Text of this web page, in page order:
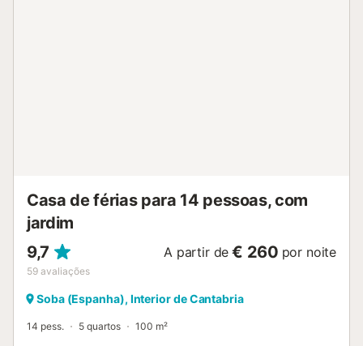
Casa de férias para 14 pessoas, com
jardim
9,7
59 avaliações
A partir de € 260 por noite
Soba (Espanha), Interior de Cantabria
14 pess. 5 quartos 100 m²